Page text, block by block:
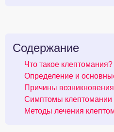
Содержание
Что такое клептомания?
Определение и
Причины
Симптомы клептомании
Методы лечения